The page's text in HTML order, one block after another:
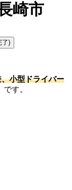
崎市
了)
小型ドライバー
です。